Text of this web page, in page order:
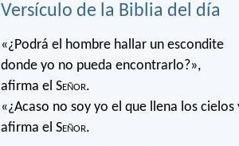
Versículo de la Biblia del día
«¿Podrá el hombre hallar un escondite
donde yo no pueda encontrarlo?»,
afirma el Señor.
«¿Acaso no soy yo el que llena los
afirma el Señor.